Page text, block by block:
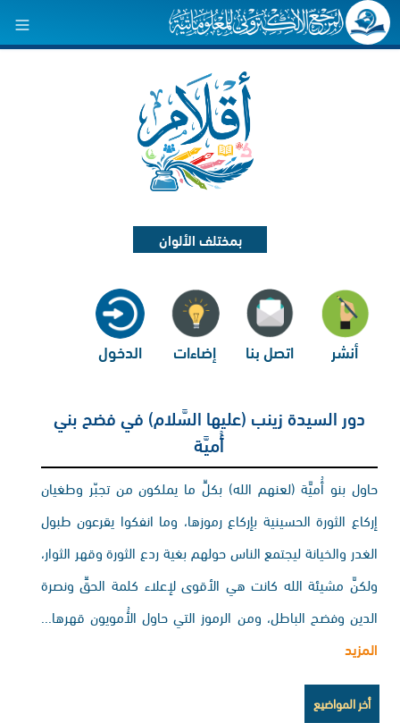
بمختلف الألوان
أنشر اتصل بنا إضاءات الدخول
دور السيدة زينب (عليها السَّلام) في فضح بني
أُميَّة
حاول بنو أُميَّة (لعنهم الله) بكلِّ ما يملكون من تجبّر وطغيان
إركاع الثورة الحسينية بإركاع رموزها، وما انفكوا يقرعون طبول
الغدر والخيانة ليجتمع الناس حولهم بغية ردع الثورة وقهر الثوار،
ولكنَّ مشيئة الله كانت هي الأقوى لإعلاء كلمة الحقِّ ونصرة
الدين وفضح الباطل، ومن الرموز التي حاول الأُمويون قهرها...
المزيد
أخر المواضيع